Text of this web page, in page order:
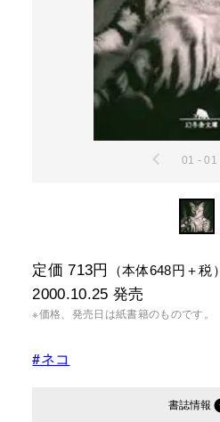
01 - 01
定価 713円 （本体648円＋税）
2000.10.25 発売
※価格、発売日は紙書籍のものです。
#ネコ
書誌情報